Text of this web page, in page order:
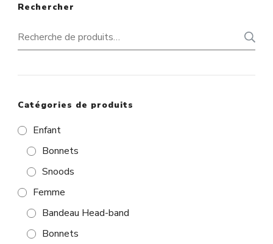
Rechercher
Recherche
pour :
Catégories de produits
Enfant
Bonnets
Snoods
Femme
Bandeau Head-band
Bonnets